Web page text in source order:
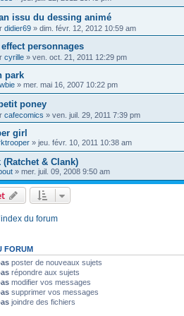
issu du dessing animé
didier69 » dim. févr. 12, 2012 10:59 am
effect personnages
cyrille » ven. oct. 21, 2011 12:29 pm
park
» mer. mai 16, 2007 10:22 pm
poney
cafecomics » ven. juil. 29, 2011 7:39 pm
girl
» jeu. févr. 10, 2011 10:38 am
(Ratchet & Clank)
» mer. juil. 09, 2008 9:50 am
du forum
FORUM
poster de nouveaux sujets
répondre aux sujets
modifier vos messages
supprimer vos messages
joindre des fichiers